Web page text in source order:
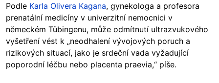
Podle Karla Olivera Kagana, gynekologa a profesora
prenatální medicíny v univerzitní nemocnici v
německém Tübingenu, může odmítnutí ultrazvukového
vyšetření vést k „neodhalení vývojových poruch a
rizikových situací, jako je srdeční vada vyžadující
poporodní léčbu nebo placenta praevia,“ píše.